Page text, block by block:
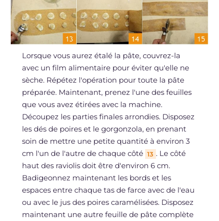
Lorsque vous aurez étalé la pâte, couvrez-la
avec un film alimentaire pour éviter qu'elle ne
sèche. Répétez l'opération pour toute la pâte
préparée. Maintenant, prenez l'une des feuilles
que vous avez étirées avec la machine.
Découpez les parties finales arrondies. Disposez
les dés de poires et le gorgonzola, en prenant
soin de mettre une petite quantité à environ 3
cm l'un de l'autre de chaque côté 13 . Le côté
haut des raviolis doit être d'environ 6 cm.
Badigeonnez maintenant les bords et les
espaces entre chaque tas de farce avec de l'eau
ou avec le jus des poires caramélisées. Disposez
maintenant une autre feuille de pâte complète